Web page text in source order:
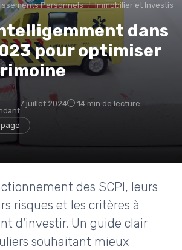
Personnels Immobilier et
dans
pour optimiser
7 juillet 2024 14 min de lecture
des SCPI, leurs
risques et les critères à
d'investir. Un guide clair
souhaitant mieux